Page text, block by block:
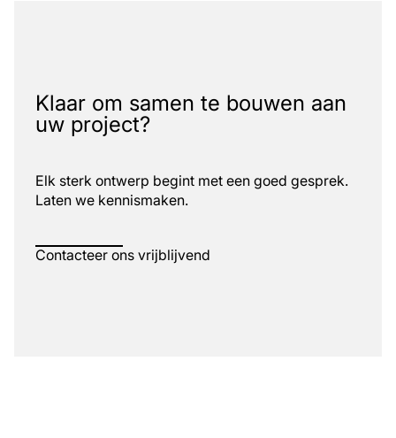
Klaar om samen te bouwen aan
uw project?
Elk sterk ontwerp begint met een goed gesprek.
Laten we kennismaken.
Contacteer ons vrijblijvend